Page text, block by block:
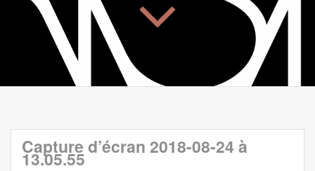
Capture d’écran 2018-08-24 à
13.05.55